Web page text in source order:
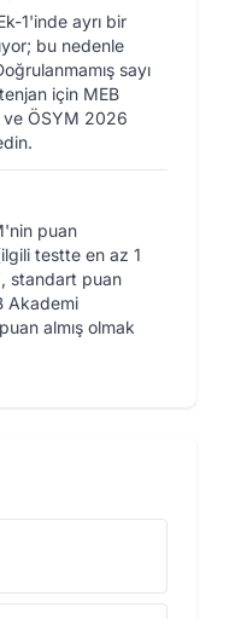
1'inde ayrı bir
bu nedenle
sayı
için MEB
ÖSYM 2026
puan
testte en az 1
standart puan
Akademi
almış olmak